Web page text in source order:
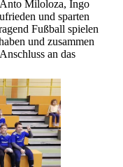
Miloloza, Ingo
und sparten
Fußball spielen
und zusammen
an das